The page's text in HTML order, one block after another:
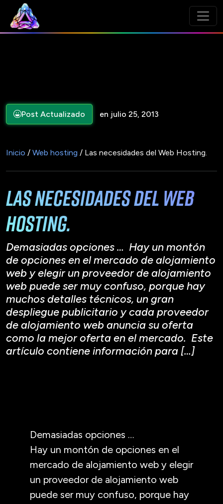
Post Actualizado en julio 25, 2013
Inicio / Web hosting / Las necesidades del Web Hosting.
Las necesidades del Web
Hosting.
Demasiadas opciones … Hay un montón
de opciones en el mercado de alojamiento
web y elegir un proveedor de alojamiento
web puede ser muy confuso, porque hay
muchos detalles técnicos, un gran
despliegue publicitario y cada proveedor
de alojamiento web anuncia su oferta
como la mejor oferta en el mercado. Este
artículo contiene información para […]
Demasiadas opciones …
Hay un montón de opciones en el
mercado de alojamiento web y elegir
un proveedor de alojamiento web
puede ser muy confuso, porque hay